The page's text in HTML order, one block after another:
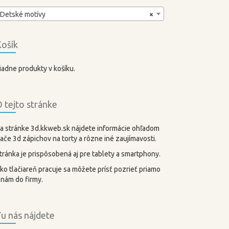
×
Detské motívy
produkty v košíku.
tejto stránke
stránke 3d.kkweb.sk nájdete informácie ohľadom
3d zápichov na torty a rôzne iné zaujímavosti.
je prispôsobená aj pre tablety a smartphony.
tlačiareň pracuje sa môžete prísť pozrieť priamo
do firmy.
nás nájdete